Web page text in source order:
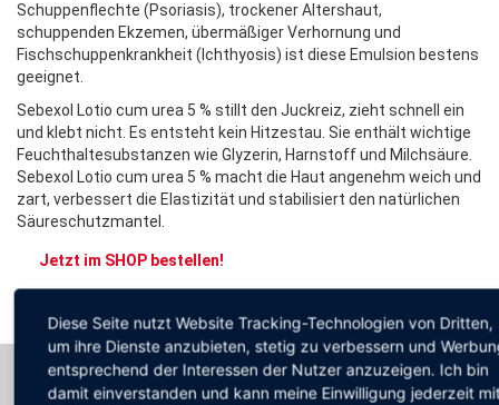
Schuppenflechte (Psoriasis), trockener Altershaut,
schuppenden Ekzemen, übermäßiger Verhornung und
Fischschuppenkrankheit (Ichthyosis) ist diese Emulsion bestens
geeignet.
Sebexol Lotio cum urea 5 % stillt den Juckreiz, zieht schnell ein
und klebt nicht. Es entsteht kein Hitzestau. Sie enthält wichtige
Feuchthaltesubstanzen wie Glyzerin, Harnstoff und Milchsäure.
Sebexol Lotio cum urea 5 % macht die Haut angenehm weich und
zart, verbessert die Elastizität und stabilisiert den natürlichen
Säureschutzmantel.
Jetzt im SHOP bestellen!
ALLE INFOS AUF EINEN BLICK
Diese Seite nutzt Website Tracking-Technologien von Dritten,
um ihre Dienste anzubieten, stetig zu verbessern und
entsprechend der Interessen der Nutzer anzuzeigen. Ich bin
damit einverstanden und kann meine Einwilligung jederzeit